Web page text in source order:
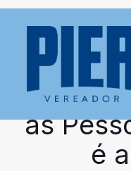
as
é